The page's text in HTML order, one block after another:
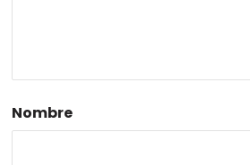
Nombre